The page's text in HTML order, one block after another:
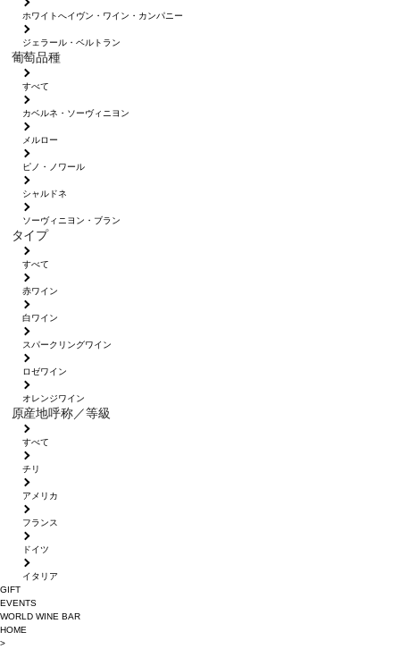
ホワイトへイヴン・ワイン・カンパニー
ジェラール・ベルトラン
葡萄品種
すべて
カベルネ・ソーヴィニヨン
メルロー
ピノ・ノワール
シャルドネ
ソーヴィニヨン・ブラン
タイプ
すべて
赤ワイン
白ワイン
スパークリングワイン
ロゼワイン
オレンジワイン
原産地呼称／等級
すべて
チリ
アメリカ
フランス
ドイツ
イタリア
GIFT
EVENTS
WORLD WINE BAR
HOME
>